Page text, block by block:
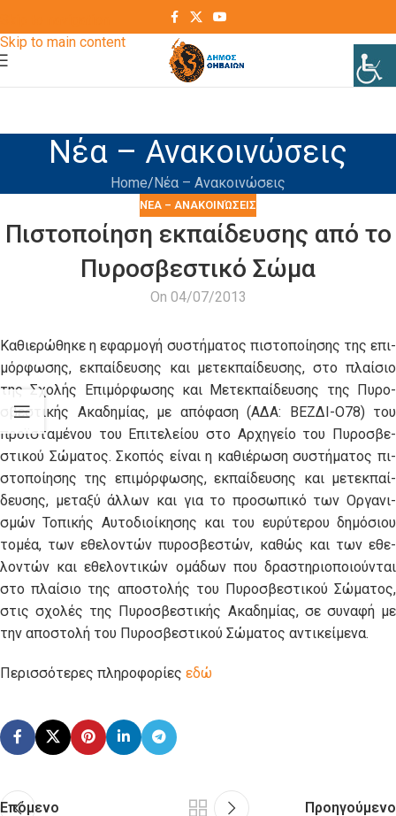
Skip to main content
Νέα – Ανακοινώσεις
Home Νέα – Ανακοινώσεις
ΝΈΑ – ΑΝΑΚΟΙΝΏΣΕΙΣ
Πιστοποίηση εκπαίδευσης από το
Πυροσβεστικό Σώμα
On 04/07/2013
Κα­θι­ε­ρώ­θη­κε η ε­φαρ­μο­γή συ­στή­μα­τος πι­στο­ποί­η­σης της ε­πι­
μόρ­φω­σης, εκ­παί­δευ­σης και με­τεκ­παί­δευ­σης, στο πλαί­σιο
της Σχο­λής Ε­πι­μόρ­φω­σης και Με­τεκ­παί­δευ­σης της Πυ­ρο­
σβε­στι­κής Α­κα­δη­μί­ας, με α­πό­φα­ση (Α­ΔΑ: ΒΕΖ­ΔΙ-Ο­78) του
προ­ϊ­στα­μέ­νου του Ε­πι­τε­λεί­ου στο Αρ­χη­γεί­ο του Πυ­ρο­σβε­
στι­κού Σώ­μα­τος. Σκο­πός εί­ναι η κα­θι­έ­ρω­ση συ­στή­μα­τος πι­
στο­ποί­η­σης της ε­πι­μόρ­φω­σης, εκ­παί­δευ­σης και με­τεκ­παί­
δευ­σης, με­τα­ξύ άλ­λων και για το προ­σω­πι­κό των Ορ­γα­νι­
σμών Το­πι­κής Αυ­το­δι­οί­κη­σης και του ευ­ρύ­τε­ρου δη­μό­σιου
το­μέ­α, των ε­θε­λον­τών πυ­ρο­σβε­στών, κα­θώς και των ε­θε­
λον­τών και ε­θε­λον­τι­κών ο­μά­δων που δρα­στη­ρι­ο­ποι­ούν­ται
στο πλαί­σιο της α­πο­στο­λής του Πυ­ρο­σβε­στι­κού Σώ­μα­τος,
στις σχο­λές της Πυ­ρο­σβε­στι­κής Α­κα­δη­μί­ας, σε συ­να­φή με
την α­πο­στο­λή του Πυ­ρο­σβε­στι­κού Σώ­μα­τος αν­τι­κεί­με­να.
Περισσότερες πληροφορίες εδώ
Επόμενο Προηγούμενο